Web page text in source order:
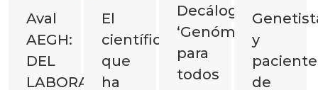
Aval
AEGH:
DEL
LABORATORIO
El
científico
que
ha
2025
Decálogo
‘Genómica
para
todos
y
de